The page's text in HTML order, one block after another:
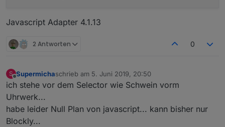
Javascript Adapter 4.1.13
2 Antworten 0
S
Offline
Supermichaschrieb am 5. Juni 2019, 20:50
zuletzt editiert von
ich stehe vor dem Selector wie Schwein vorm
Uhrwerk...
habe leider Null Plan von javascript... kann bisher nur
Blockly...